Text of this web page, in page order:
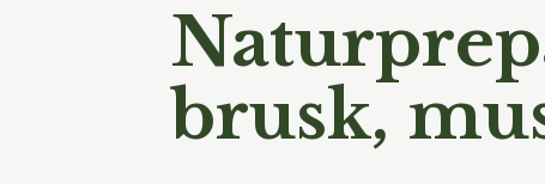
brusk,